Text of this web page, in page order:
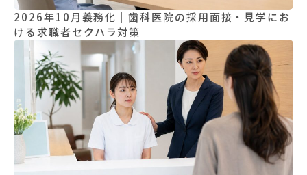
2026年10月義務化｜歯科医院の採用面接・見学にお
ける求職者セクハラ対策